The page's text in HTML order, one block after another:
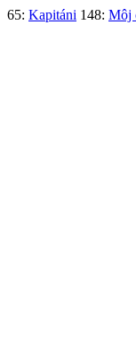
65: Kapitáni 148: Môj